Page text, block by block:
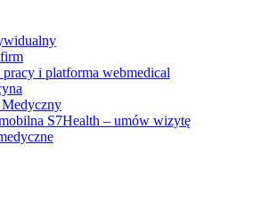
i platforma webmedical
S7Health – umów wizytę